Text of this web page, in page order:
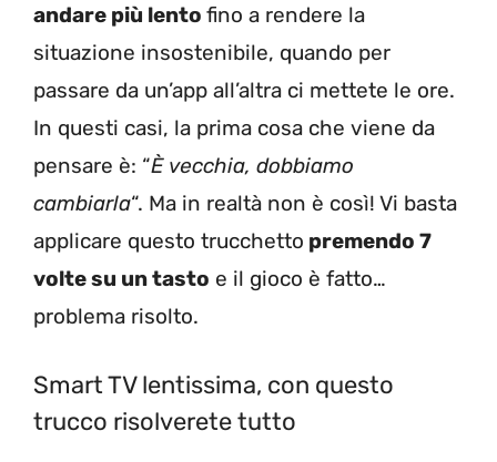
andare più lento fino a rendere la
situazione insostenibile, quando per
passare da un’app all’altra ci mettete le ore.
In questi casi, la prima cosa che viene da
pensare è: “È vecchia, dobbiamo
cambiarla“. Ma in realtà non è così! Vi basta
applicare questo trucchetto premendo 7
volte su un tasto e il gioco è fatto…
problema risolto.
Smart TV lentissima, con questo
trucco risolverete tutto